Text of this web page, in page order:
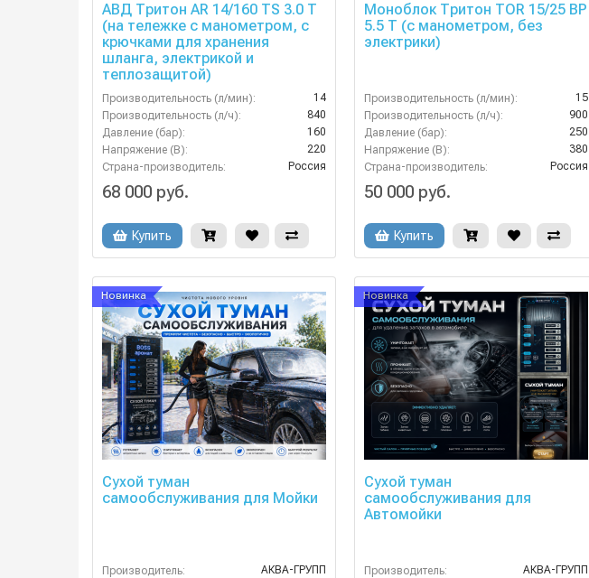
АВД Тритон AR 14/160 TS 3.0 T
(на тележке с манометром, с
крючками для хранения
шланга, электрикой и
теплозащитой)
Производительность (л/мин):
14
Производительность (л/ч):
840
Давление (бар):
160
Напряжение (В):
220
Страна-производитель:
Россия
68 000 руб.
Купить
Моноблок Тритон TOR 15/25 ВР
5.5 T (с манометром, без
электрики)
Производительность (л/мин):
15
Производительность (л/ч):
900
Давление (бар):
250
Напряжение (В):
380
Страна-производитель:
Россия
50 000 руб.
Купить
Новинка
Сухой туман
самообслуживания для Мойки
Производитель:
АКВА-ГРУПП
Новинка
Сухой туман
самообслуживания для
Автомойки
Производитель:
АКВА-ГРУПП